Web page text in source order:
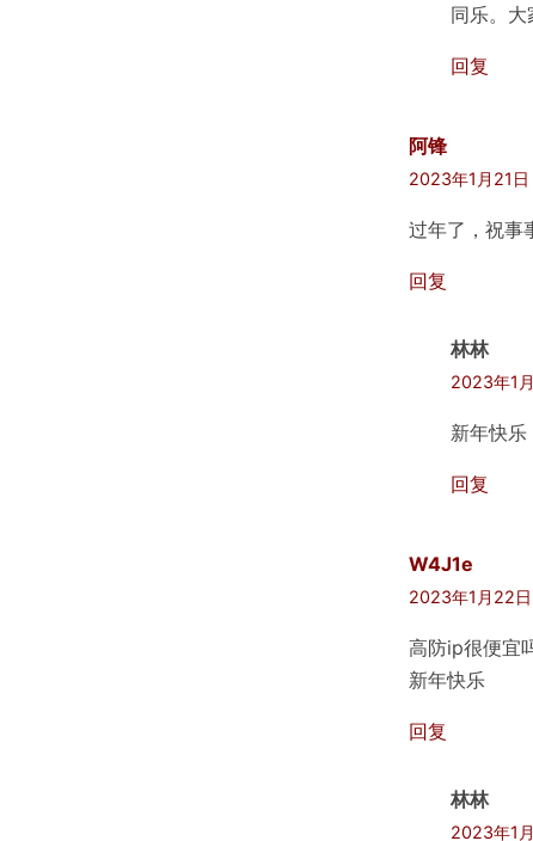
同乐。大
回复
阿锋
2023年1月21
过年了，祝事
回复
林林
2023年1
新年快乐
回复
W4J1e
2023年1月22
高防ip很便宜
新年快乐
回复
林林
2023年1